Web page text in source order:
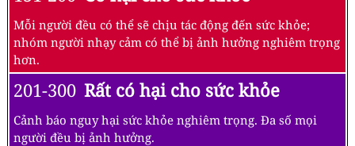
Mỗi người đều có thể sẽ chịu tác động đến sức khỏe;
nhóm người nhạy cảm có thể bị ảnh hưởng nghiêm trọng
hơn.
201-300 Rất có hại cho sức khỏe
Cảnh báo nguy hại sức khỏe nghiêm trọng. Đa số mọi
người đều bị ảnh hưởng.